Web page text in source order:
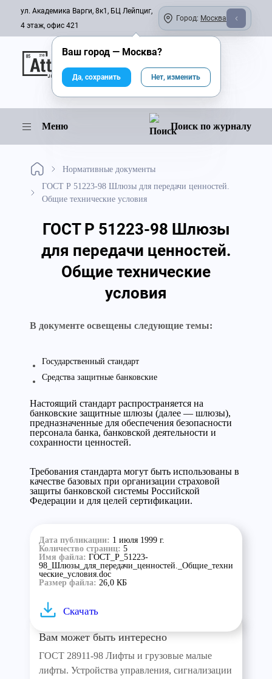
ул. Академика Варги, 8к1, БЦ Лейпциг,
4 этаж, офис 421
Город: Москва
Онлайн-журнал
Меню Поиск по журналу
Нормативные документы
ГОСТ Р 51223-98 Шлюзы для передачи ценностей.
Общие технические условия
ГОСТ Р 51223-98 Шлюзы
для передачи ценностей.
Общие технические
условия
В документе освещены следующие темы:
Государственный стандарт
Средства защитные банковские
Настоящий стандарт распространяется на
банковские защитные шлюзы (далее — шлюзы),
предназначенные для обеспечения безопасности
персонала банка, банковской деятельности и
сохранности ценностей.
Требования стандарта могут быть использованы в
качестве базовых при организации страховой
защиты банковской системы Российской
Федерации и для целей сертификации.
Дата публикации: 1 июля 1999 г.
Количество страниц: 5
Имя файла: ГОСТ_Р_51223-
98_Шлюзы_для_передачи_ценностей._Общие_техни
ческие_условия.doc
Размер файла: 26,0 КБ
Скачать
Вам может быть интересно
ГОСТ 28911-98 Лифты и грузовые малые
лифты. Устройства управления, сигнализации
Ваш город — Москва?
Да, сохранить Нет, изменить